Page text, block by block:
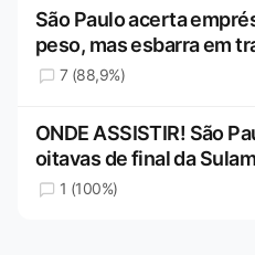
São Paulo acerta
peso, mas esbarra em
7 (88,9%)
ONDE ASSISTIR! São
oitavas de final da
1 (100%)